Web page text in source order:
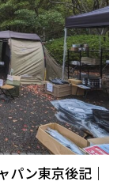
パン東京後記｜